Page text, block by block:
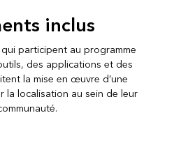
inclus
participent au programme
des applications et des
la mise en œuvre d’une
la localisation au sein de leur